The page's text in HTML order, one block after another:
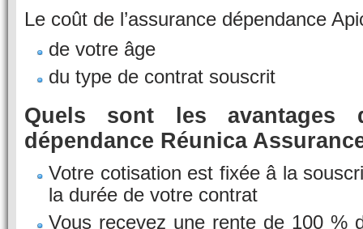
Le coût de l’assurance dépendance
de votre âge
du type de contrat souscrit
Quels sont les avantages
dépendance Réunica
Votre cotisation est fixée â la
la durée de votre contrat
Vous recevez une rente de 100 %